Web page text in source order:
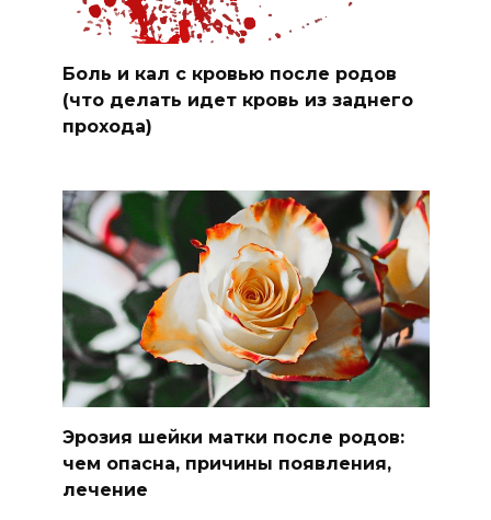
Боль и кал с кровью после родов
(что делать идет кровь из заднего
прохода)
Эрозия шейки матки после родов:
чем опасна, причины появления,
лечение